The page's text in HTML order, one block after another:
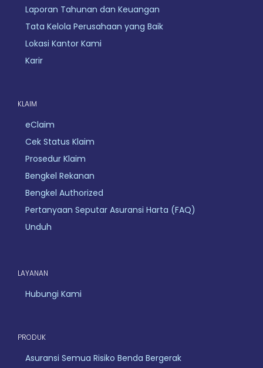
Laporan Tahunan dan Keuangan
Tata Kelola Perusahaan yang Baik
Lokasi Kantor Kami
Karir
KLAIM
eClaim
Cek Status Klaim
Prosedur Klaim
Bengkel Rekanan
Bengkel Authorized
Pertanyaan Seputar Asuransi Harta (FAQ)
Unduh
LAYANAN
Hubungi Kami
PRODUK
Asuransi Semua Risiko Benda Bergerak